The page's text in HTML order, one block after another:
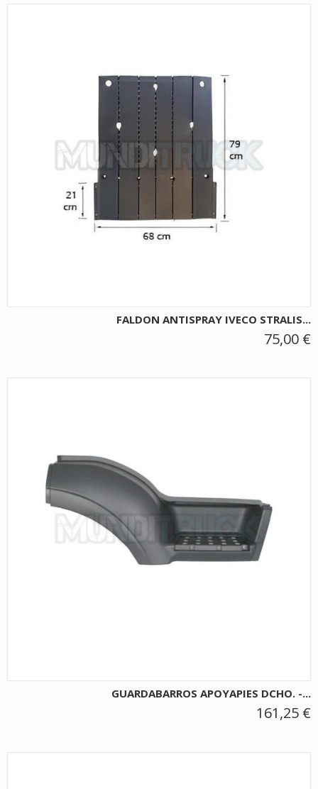
FALDON ANTISPRAY IVECO STRALIS...
75,00 €
GUARDABARROS APOYAPIES DCHO. -...
161,25 €